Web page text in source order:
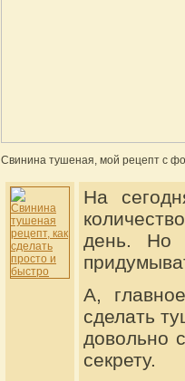
Свинина тушеная, мой рецепт с
На
день. Но
А,
сделать
довольно
секрету.